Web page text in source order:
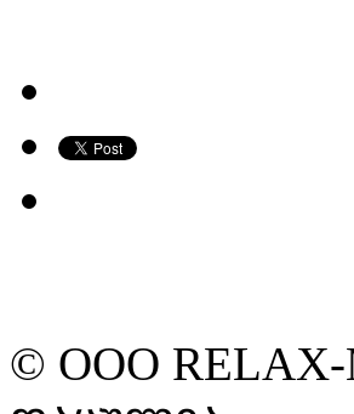
© ООО RELAX-